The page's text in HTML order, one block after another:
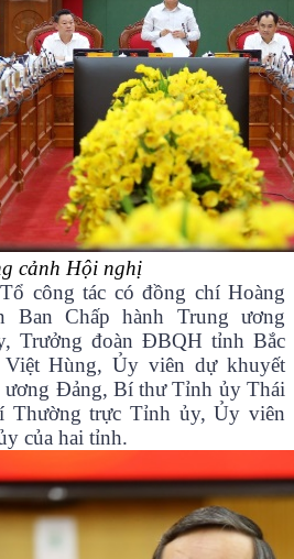
cảnh Hội nghị
công tác có đồng chí Hoàng
Chấp hành Trung ương
Trưởng đoàn ĐBQH tỉnh Bắc
Hùng, Ủy viên dự khuyết
ương Đảng, Bí thư Tỉnh ủy Thái
Thường trực Tỉnh ủy, Ủy viên
của hai tỉnh.